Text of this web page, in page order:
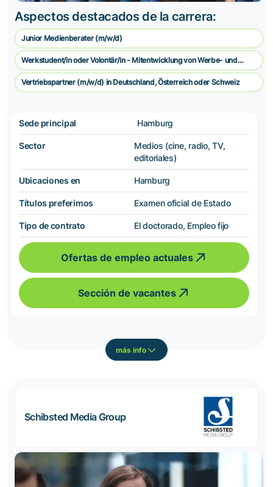
Aspectos destacados de la carrera:
Junior Medienberater (m/w/d)
Werkstudent/in oder Volontär/in - Mitentwicklung von Werbe- und
Vermarkungskonzepten
Vertriebspartner (m/w/d) in Deutschland, Österreich oder Schweiz
Sede principal Hamburg
Sector
Medios (cine, radio, TV,
editoriales)
Ubicaciones en Hamburg
Títulos preferimos Examen oficial de Estado
Tipo de contrato El doctorado, Empleo fijo
Ofertas de empleo actuales
Sección de vacantes
más info
Schibsted Media Group